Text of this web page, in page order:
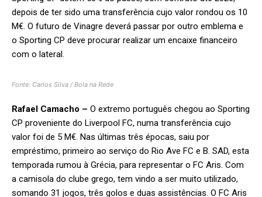
depois de ter sido uma transferência cujo valor rondou os 10
M€. O futuro de Vinagre deverá passar por outro emblema e
o Sporting CP deve procurar realizar um encaixe financeiro
com o lateral.
Fonte: Carlos Silva / Bola na Rede
Rafael Camacho – O extremo português chegou ao Sporting
CP proveniente do Liverpool FC, numa transferência cujo
valor foi de 5 M€. Nas últimas três épocas, saiu por
empréstimo, primeiro ao serviço do Rio Ave FC e B. SAD, esta
temporada rumou à Grécia, para representar o FC Aris. Com
a camisola do clube grego, tem vindo a ser muito utilizado,
somando 31 jogos, três golos e duas assistências. O FC Aris